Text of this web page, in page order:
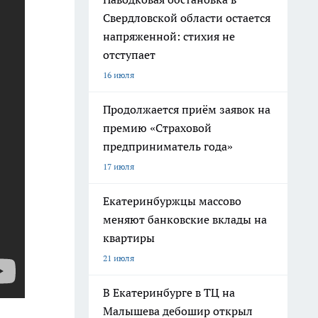
Свердловской области остается
напряженной: стихия не
отступает
16 июля
Продолжается приём заявок на
премию «Страховой
предприниматель года»
17 июля
Екатеринбуржцы массово
меняют банковские вклады на
квартиры
21 июля
В Екатеринбурге в ТЦ на
Малышева дебошир открыл